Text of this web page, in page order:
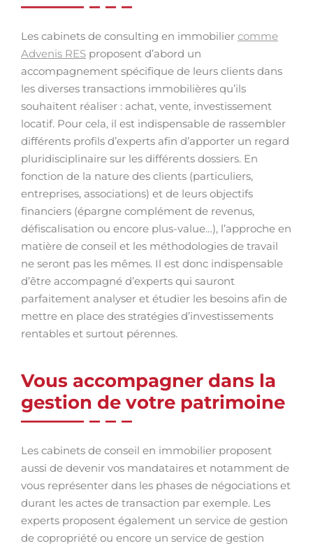
Les cabinets de consulting en immobilier comme
Advenis RES proposent d’abord un
accompagnement spécifique de leurs clients dans
les diverses transactions immobilières qu’ils
souhaitent réaliser : achat, vente, investissement
locatif. Pour cela, il est indispensable de rassembler
différents profils d’experts afin d’apporter un regard
pluridisciplinaire sur les différents dossiers. En
fonction de la nature des clients (particuliers,
entreprises, associations) et de leurs objectifs
financiers (épargne complément de revenus,
défiscalisation ou encore plus-value…), l’approche en
matière de conseil et les méthodologies de travail
ne seront pas les mêmes. Il est donc indispensable
d’être accompagné d’experts qui sauront
parfaitement analyser et étudier les besoins afin de
mettre en place des stratégies d’investissements
rentables et surtout pérennes.
Vous accompagner dans la
gestion de votre patrimoine
Les cabinets de conseil en immobilier proposent
aussi de devenir vos mandataires et notamment de
vous représenter dans les phases de négociations et
durant les actes de transaction par exemple. Les
experts proposent également un service de gestion
de copropriété ou encore un service de gestion